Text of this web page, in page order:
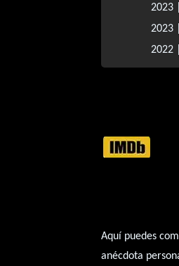
2023 |
2023 |
2022 |
Aquí puedes
anécdota